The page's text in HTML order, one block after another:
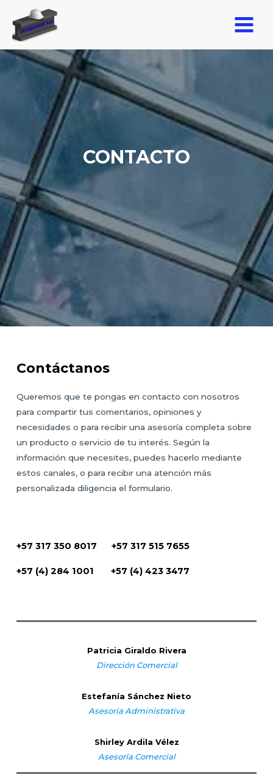
MAIN
CONTACTO
Contáctanos
Queremos que te pongas en contacto con nosotros
para compartir tus comentarios, opiniones y
necesidades o para recibir una asesoría completa sobre
un producto o servicio de tu interés. Según la
información que necesites, puedes hacerlo mediante
estos canales, o para recibir una atención más
personalizada diligencia el formulario.
+57 317 350 8017 +57 317 515 7655
+57 (4) 284 1001 +57 (4) 423 3477
Patricia Giraldo Rivera
Dirección Comercial
Estefanía Sánchez Nieto
Asesoría Administrativa
Shirley Ardila Vélez
Asesoría Comercial